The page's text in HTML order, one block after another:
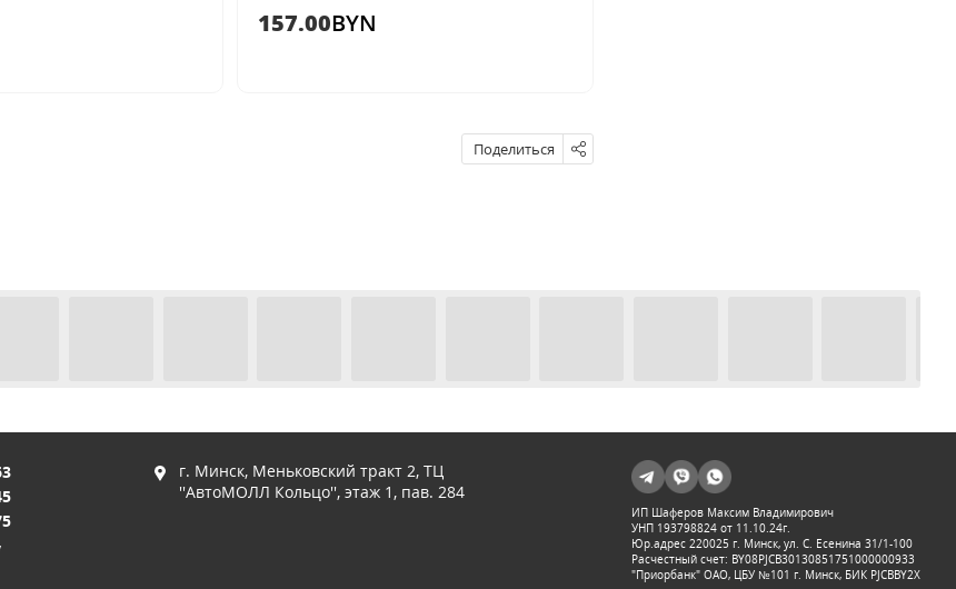
157.00BYN
Поделиться
г. Минск, Меньковский тракт 2, ТЦ
''АвтоМОЛЛ Кольцо'', этаж 1, пав. 284
ИП Шаферов Максим Владимирович
УНП 193798824 от 11.10.24г.
Юр.адрес 220025 г. Минск, ул. С. Есенина 31/1-100
Расчестный счет: BY08PJCB30130851751000000933
"Приорбанк" ОАО, ЦБУ №101 г. Минск, БИК PJCBBY2X